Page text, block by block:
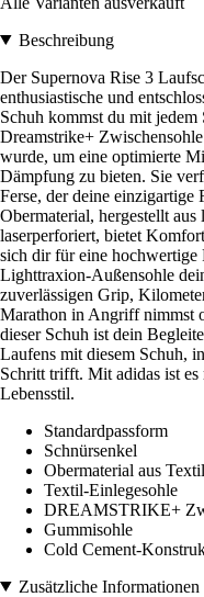
Beschreibung
Der Supernova Rise 3
enthusiastische und
Schuh kommst du mit
Dreamstrike+
wurde, um eine optimierte
Dämpfung zu bieten. Sie
Ferse, der deine
Obermaterial, hergestellt
laserperforiert, bietet
sich dir für eine hochwertige
Lighttraxion-Außensohle
zuverlässigen Grip,
Marathon in Angriff nimmst
dieser Schuh ist dein
Laufens mit diesem Schuh,
Schritt trifft. Mit adidas ist es
Lebensstil.
Standardpassform
Schnürsenkel
Obermaterial aus
Textil-Einlegesohle
DREAMSTRIKE+
Gummisohle
Cold Cement-
Zusätzliche Informationen